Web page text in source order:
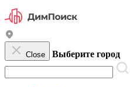
Close Выберите город